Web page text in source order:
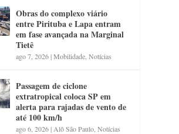
Obras do complexo viário
entre Pirituba e Lapa entram
em fase avançada na Marginal
Tietê
ago 7, 2026|Mobilidade ,Notícias
Passagem de ciclone
extratropical coloca SP em
alerta para rajadas de vento de
até 100 km/h
ago 6, 2026| Alô São Paulo ,Notícias